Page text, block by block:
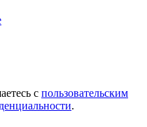
с пользовательским
.